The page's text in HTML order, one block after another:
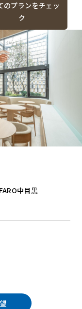
のプランをチェッ
ク
中目黒